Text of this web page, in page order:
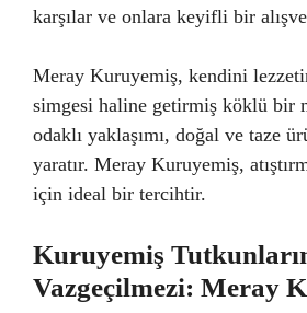
karşılar ve onlara keyifli bir
Meray Kuruyemiş, kendini
simgesi haline getirmiş köklü bir
odaklı yaklaşımı, doğal ve taze
yaratır. Meray Kuruyemiş,
için ideal bir tercihtir.
Kuruyemiş
Vazgeçilmezi: Meray